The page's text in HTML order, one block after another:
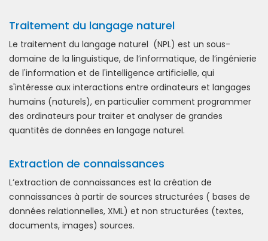
Traitement du langage naturel
Le traitement du langage naturel (NPL) est un sous-
domaine de la linguistique, de l’informatique, de l’ingénierie
de l'information et de l'intelligence artificielle, qui
s'intéresse aux interactions entre ordinateurs et langages
humains (naturels), en particulier comment programmer
des ordinateurs pour traiter et analyser de grandes
quantités de données en langage naturel.
Extraction de connaissances
L’extraction de connaissances est la création de
connaissances à partir de sources structurées ( bases de
données relationnelles, XML) et non structurées (textes,
documents, images) sources.